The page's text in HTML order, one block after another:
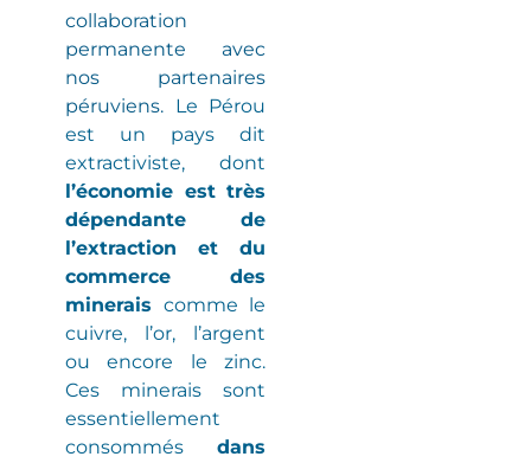
collaboration
permanente avec
nos partenaires
péruviens. Le Pérou
est un pays dit
extractiviste, dont
l’économie est très
dépendante de
l’extraction et du
commerce des
minerais comme le
cuivre, l’or, l’argent
ou encore le zinc.
Ces minerais sont
essentiellement
consommés dans